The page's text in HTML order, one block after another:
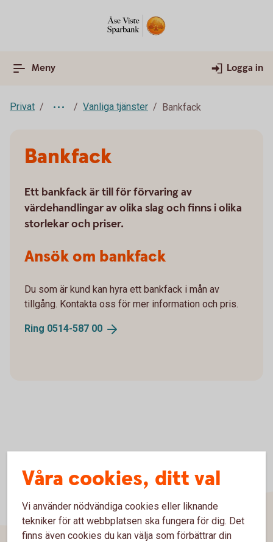
Meny Logga in
Privat Vanliga tjänster Bankfack
Bankfack
Ett bankfack är till för förvaring av
värdehandlingar av olika slag och finns i olika
storlekar och priser.
Ansök om bankfack
Du som är kund kan hyra ett bankfack i mån av
tillgång. Kontakta oss för mer information och pris.
Ring 0514-587 00
Våra cookies, ditt val
Vi använder nödvändiga cookies eller liknande
tekniker för att webbplatsen ska fungera för dig. Det
finns även cookies du kan välja som förbättrar din